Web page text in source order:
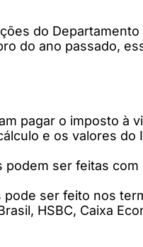
do
do ano passado,
pagar o imposto à
e os valores do
ser feitas com
pode ser feito nos
HSBC, Caixa